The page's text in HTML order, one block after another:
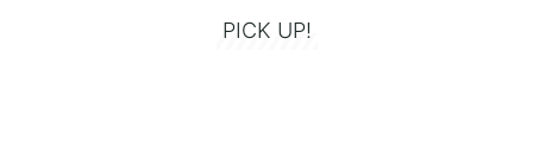
PICK UP!